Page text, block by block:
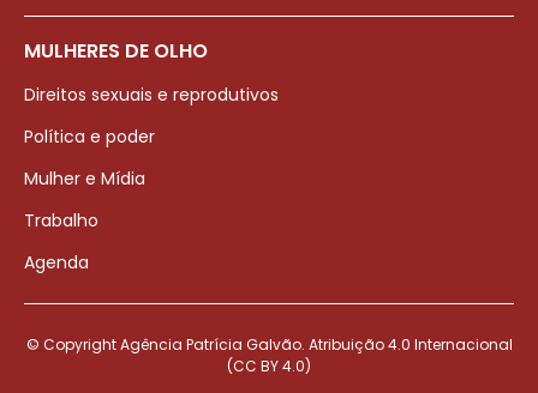
MULHERES DE OLHO
Direitos sexuais e reprodutivos
Política e poder
Mulher e Mídia
Trabalho
Agenda
© Copyright Agência Patrícia Galvão. Atribuição 4.0 Internacional
(CC BY 4.0)